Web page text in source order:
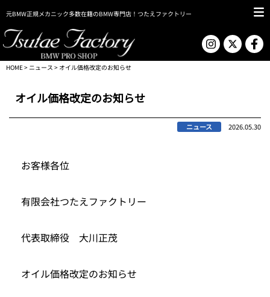
元BMW正規メカニック多数在籍のBMW専門店！つたえファクトリー
HOME> ニュース > オイル価格改定のお知らせ
オイル価格改定のお知らせ
ニュース 2026.05.30
お客様各位
有限会社つたえファクトリー
代表取締役 大川正茂
オイル価格改定のお知らせ